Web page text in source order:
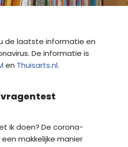
de laatste informatie en
De informatie is
en Thuisarts.nl.
ik doen? De corona-
makkelijke manier